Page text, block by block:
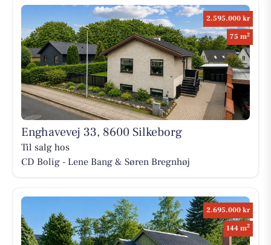
2.595.000 kr
75 m2
Enghavevej 33, 8600 Silkeborg
Til salg hos
CD Bolig - Lene Bang & Søren Bregnhøj
2.695.000 kr
144 m2